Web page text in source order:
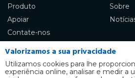
Produto
Sobre
Apoiar
Contate-nos
Valorizamos a sua privacidade
Utilizamos cookies para lhe
experiência online, analisar e medir a